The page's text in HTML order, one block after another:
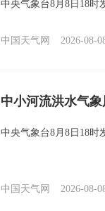
中央气象台8月8日18时
中国天气网 2026-08-
中小河流洪水气
中央气象台8月8日18时
中国天气网 2026-08-